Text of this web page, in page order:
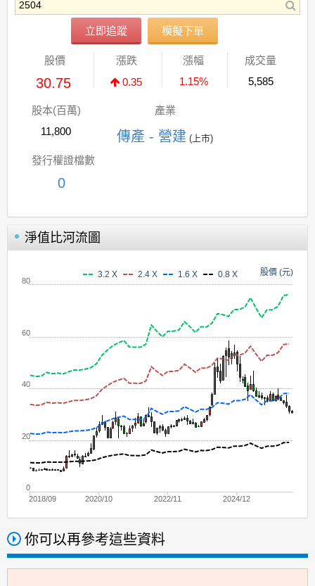
立即追蹤 模擬下單
股價
30.75
漲跌
0.35
漲幅
1.15%
成交量
5,585
股本(百萬)
11,800
產業
傳產 - 營建 (上市)
發行權證檔數
0
淨值比河流圖
股價 (元)
3.2 X 2.4 X 1.6 X 0.8 X
2018/09 2020/10 2022/11 2024/12
0
20
40
60
80
你可以再參考這些資料